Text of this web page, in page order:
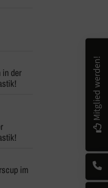
der
im
Mitglied werden!